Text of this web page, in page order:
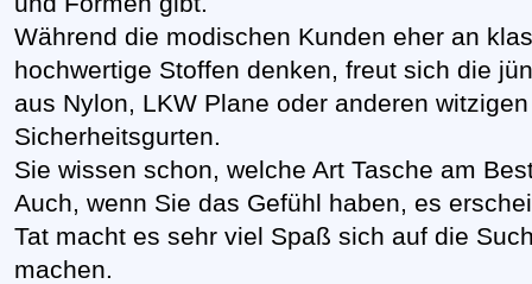
Während die modischen Kunden eher an
hochwertige Stoffen denken, freut sich die
aus Nylon, LKW Plane oder anderen
Sicherheitsgurten.
Sie wissen schon, welche Art Tasche am
Auch, wenn Sie das Gefühl haben, es
Tat macht es sehr viel Spaß sich auf die
machen.